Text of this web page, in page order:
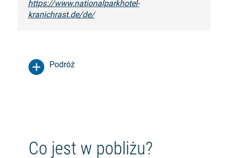
https://www.nationalparkhotel-
kranichrast.de/de/
Podróż
Co jest w pobliżu?